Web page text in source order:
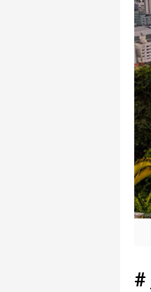
#